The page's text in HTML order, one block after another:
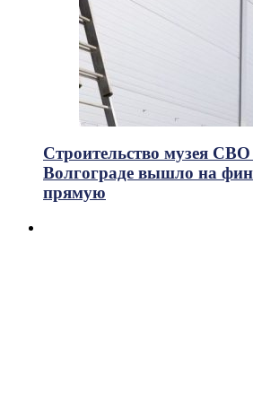
Строительство музея СВО
Волгограде вышло на
прямую